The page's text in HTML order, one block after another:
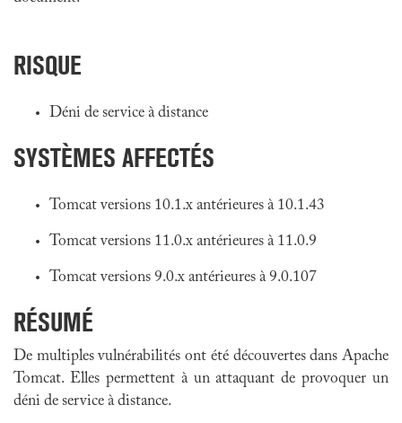
RISQUE
Déni de service à distance
SYSTÈMES AFFECTÉS
Tomcat versions 10.1.x antérieures à 10.1.43
Tomcat versions 11.0.x antérieures à 11.0.9
Tomcat versions 9.0.x antérieures à 9.0.107
RÉSUMÉ
De multiples vulnérabilités ont été découvertes dans Apache
Tomcat. Elles permettent à un attaquant de provoquer un
déni de service à distance.